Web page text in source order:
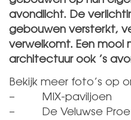
avondlicht. De
gebouwen versterkt,
verwelkomt. Een mooi
architectuur ook ’s
Bekijk meer foto’s op
– MIX-paviljoen
– De Veluwse